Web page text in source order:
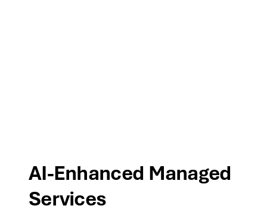
AI-Enhanced Managed
Services